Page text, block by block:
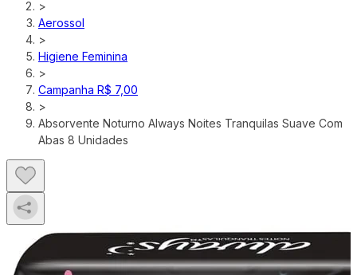
>
Aerossol
>
Higiene Feminina
>
Campanha R$ 7,00
>
Absorvente Noturno Always Noites Tranquilas Suave Com
Abas 8 Unidades